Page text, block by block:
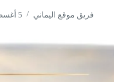
فريق موقع اليماني 5 أغسطس، 2026